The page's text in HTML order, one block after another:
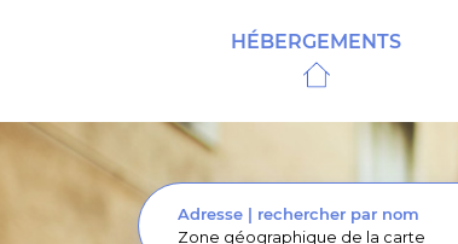
HÉBERGEMENTS
Adresse rechercher par nom